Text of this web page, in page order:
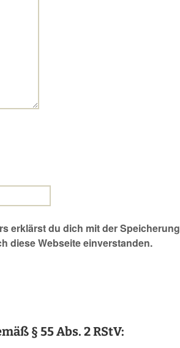
erklärst du dich mit der Speicherung
diese Webseite einverstanden.
§ 55 Abs. 2 RStV: